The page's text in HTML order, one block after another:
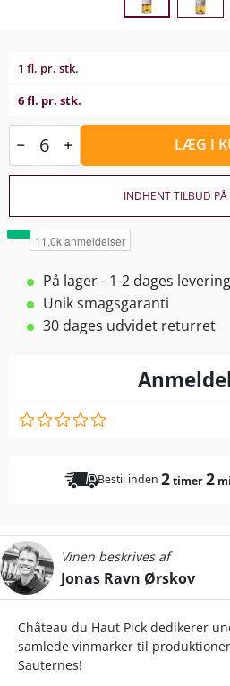
1 fl. pr. stk.
6 fl. pr. stk.
LÆG I
INDHENT TILBUD PÅ
På lager - 1-2 dages levering
Unik smagsgaranti
30 dages udvidet returret
Bestil inden 2timer2
Vinen beskrives af
Jonas Ravn Ørskov
Château du Haut Pick dedikerer
samlede vinmarker til
Sauternes!